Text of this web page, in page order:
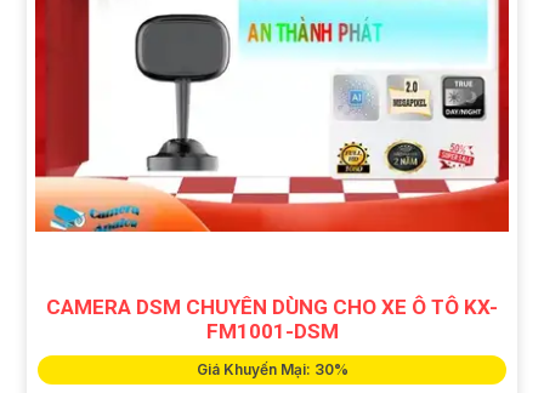
CAMERA DSM CHUYÊN DÙNG CHO XE Ô TÔ KX-
FM1001-DSM
Giá Khuyến Mại: 30%